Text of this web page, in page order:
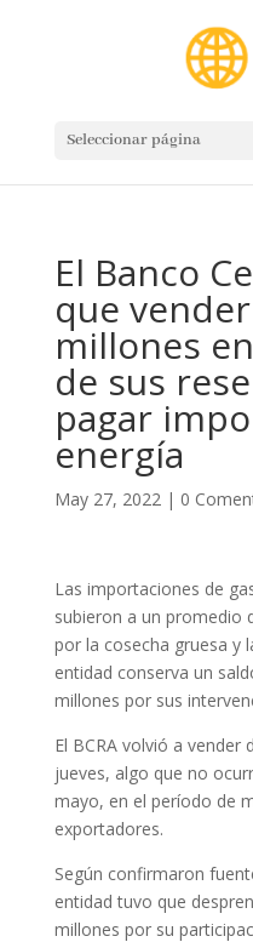
Seleccionar página
El Banco
que
millones
de sus
pagar
energía
May 27, 2022| 0
Las importaciones de
subieron a un promedio
por la cosecha gruesa y
entidad conserva un
millones por sus
El BCRA volvió a
jueves, algo que no
mayo, en el período de
exportadores.
Según confirmaron
entidad tuvo que
millones por su